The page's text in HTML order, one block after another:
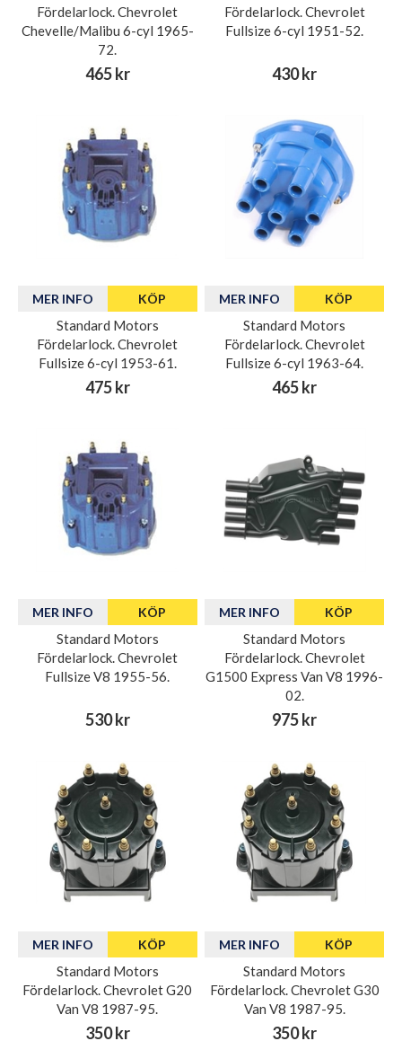
Fördelarlock. Chevrolet
Chevelle/Malibu 6-cyl 1965-
72.
465 kr
Fördelarlock. Chevrolet
Fullsize 6-cyl 1951-52.
430 kr
MER INFO KÖP
Standard Motors
Fördelarlock. Chevrolet
Fullsize 6-cyl 1953-61.
475 kr
MER INFO KÖP
Standard Motors
Fördelarlock. Chevrolet
Fullsize 6-cyl 1963-64.
465 kr
MER INFO KÖP
Standard Motors
Fördelarlock. Chevrolet
Fullsize V8 1955-56.
530 kr
MER INFO KÖP
Standard Motors
Fördelarlock. Chevrolet
G1500 Express Van V8 1996-
02.
975 kr
MER INFO KÖP
Standard Motors
Fördelarlock. Chevrolet G20
Van V8 1987-95.
350 kr
MER INFO KÖP
Standard Motors
Fördelarlock. Chevrolet G30
Van V8 1987-95.
350 kr